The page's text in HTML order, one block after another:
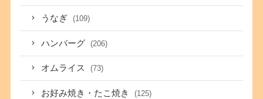
うなぎ (109)
ハンバーグ (206)
オムライス (73)
お好み焼き・たこ焼き (125)